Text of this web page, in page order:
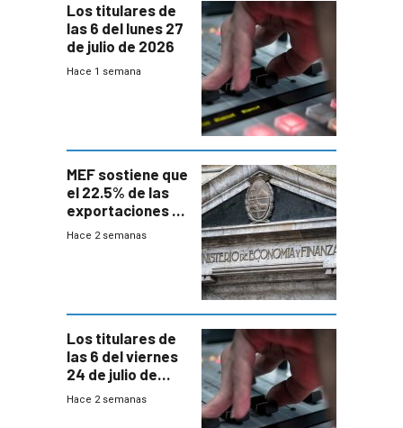
Los titulares de
las 6 del lunes 27
de julio de 2026
Hace 1 semana
MEF sostiene que
el 22.5% de las
exportaciones a
EE.UU se verán
Hace 2 semanas
Los titulares de
las 6 del viernes
24 de julio de
2026
Hace 2 semanas